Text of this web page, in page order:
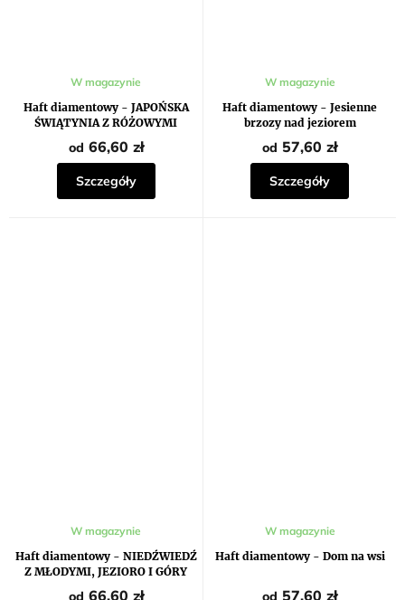
Haft diamentowy - JAPOŃSKA
ŚWIĄTYNIA Z RÓŻOWYMI
KWIATAMI
W magazynie
od 66,60 zł
Szczegóły
Haft diamentowy - Jesienne
brzozy nad jeziorem
Średnia
ocena
produktu
wynosi
5,0
na
5
gwiazdek.
W magazynie
od 57,60 zł
Szczegóły
Haft diamentowy - NIEDŹWIEDŹ
Z MŁODYMI, JEZIORO I GÓRY
W magazynie
od 66,60 zł
Haft diamentowy - Dom na wsi
Średnia
ocena
produktu
wynosi
na
W magazynie
od 57,60 zł